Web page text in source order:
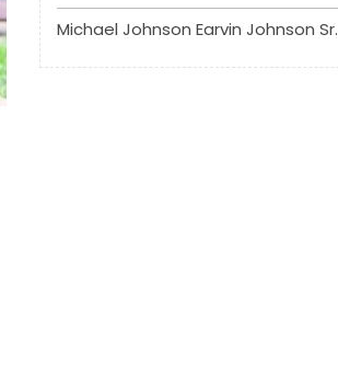
Michael Johnson Earvin Johnson Sr.